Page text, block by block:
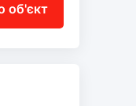
об'єкт